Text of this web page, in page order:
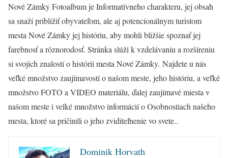
Nové Zámky Fotoalbum je Informatívneho charakteru, jej obsah
sa snaží priblížiť obyvateľom, ale aj potencionálnym turistom
mesta Nové Zámky jej históriu, aby mohli bližšie spoznať jej
farebnosť a rôznorodosť. Stránka slúži k vzdelávaniu a rozšíreniu
si svojich znalostí o histórii mesta Nové Zámky. Najdete u nás
veľké množstvo zaujímavostí o našom meste, jeho históriu, a veľké
množstvo FOTO a VIDEO materiálu, ďalej zaujímavé miesta v
našom meste i velké množstvo informácií o Osobnostiach našeho
mesta, ktoré sa pričinili o jeho zviditeľnenie vo svete..
Dominik Horvath